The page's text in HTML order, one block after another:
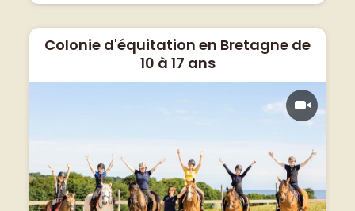
Colonie d'équitation en Bretagne de
10 à 17 ans